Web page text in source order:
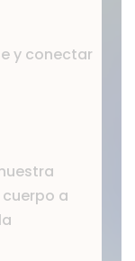
y conectar
a